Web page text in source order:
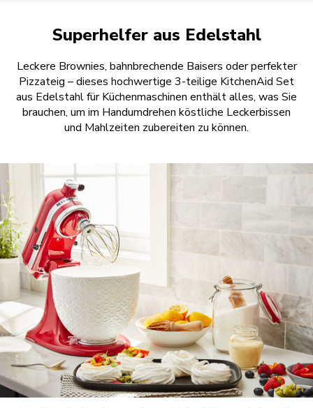
Superhelfer aus Edelstahl
Leckere Brownies, bahnbrechende Baisers oder perfekter
Pizzateig – dieses hochwertige 3-teilige KitchenAid Set
aus Edelstahl für Küchenmaschinen enthält alles, was Sie
brauchen, um im Handumdrehen köstliche Leckerbissen
und Mahlzeiten zubereiten zu können.